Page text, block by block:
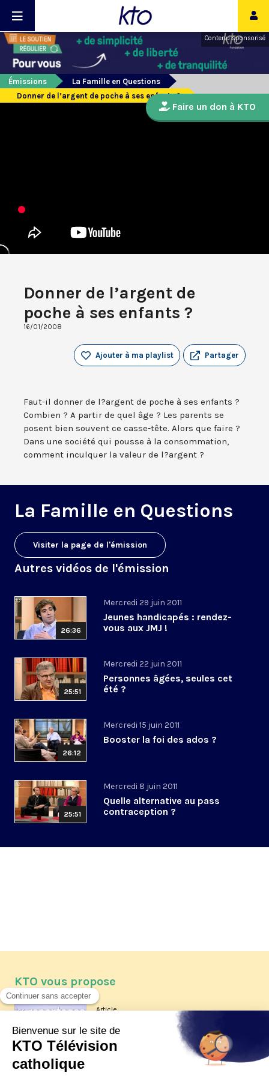
Contenu sponsorisé
Émissions
La Famille en Questions
Donner de l’argent de poche à ses enfants ?
Donner de l’argent de
poche à ses enfants ?
16/01/2008
Partager
Ajouter à ma playlist
Faut-il donner de l?argent de poche à ses enfants ?
Combien ? A partir de quel âge ? Les parents se
posent bien souvent ce casse-tête. Alors que faire ?
Dans une société qui pousse à la consommation,
comment inculquer la valeur de l?argent ?
La Famille en Questions
Visiter la page de l'émission
Autres vidéos de l'émission
26:36
Mercredi 29 juin 2011
Jeunes handicapés : rendez-
vous aux JMJ !
25:51
Mercredi 22 juin 2011
Personnes âgées, seules cet
été ?
26:12
Mercredi 15 juin 2011
Booster la foi des ados ?
25:51
Mercredi 8 juin 2011
Quelle alternative au pass
contraception ?
Faire un don à KTO
KTO vous propose
Article
Les reportages d'été 2026 de KTO